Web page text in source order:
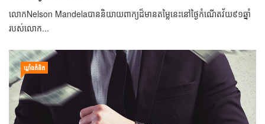
លោកNelson Mandelaបាននិយាយពាក្យដ៏មានតម្លៃនេះនៅថ្ងៃកំណើតវ័យ៩១ឆ្នាំ
របស់លោក...
ឃ្លាំង​គំនិត